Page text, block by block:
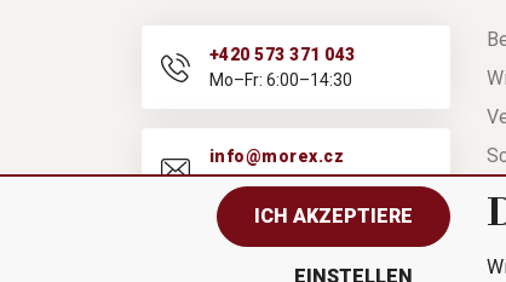
+420 573 371 043
Mo–Fr: 6:00–14:30
info@morex.cz
Mo–Fr: 6:00–14:30
ICH AKZEPTIERE
EINSTELLEN